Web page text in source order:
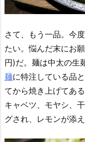
さて、もう一品。今
たい。悩んだ末にお
円)だ。麺は中太の生
麺に特注している品
てから焼き上げてあ
キャベツ、モヤシ、
グされ、レモンが添え